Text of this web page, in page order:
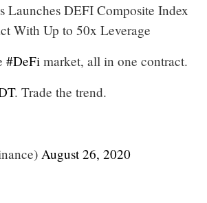
Launches DEFI Composite Index
With Up to 50x Leverage
#DeFi market, all in one contract.
. Trade the trend.
August 26, 2020